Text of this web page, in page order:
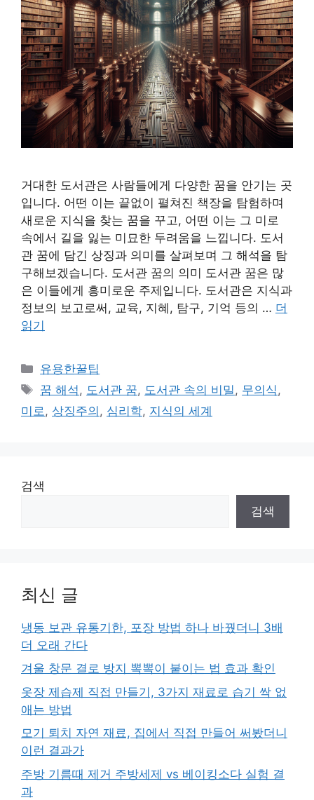
거대한 도서관은 사람들에게 다양한 꿈을 안기는 곳
입니다. 어떤 이는 끝없이 펼쳐진 책장을 탐험하며
새로운 지식을 찾는 꿈을 꾸고, 어떤 이는 그 미로
속에서 길을 잃는 미묘한 두려움을 느낍니다. 도서
관 꿈에 담긴 상징과 의미를 살펴보며 그 해석을 탐
구해보겠습니다. 도서관 꿈의 의미 도서관 꿈은 많
은 이들에게 흥미로운 주제입니다. 도서관은 지식과
정보의 보고로써, 교육, 지혜, 탐구, 기억 등의 … 더
읽기
카
테
고
리
유용한꿀팁
태
그
꿈 해석 , 도서관 꿈, 도서관 속의 비밀 , 무의식 ,
미로 , 상징주의 , 심리학, 지식의 세계
검색
검색
최신 글
냉동 보관 유통기한, 포장 방법 하나 바꿨더니 3배
더 오래 간다
겨울 창문 결로 방지 뽁뽁이 붙이는 법 효과 확인
옷장 제습제 직접 만들기, 3가지 재료로 습기 싹 없
애는 방법
모기 퇴치 자연 재료, 집에서 직접 만들어 써봤더니
이런 결과가
주방 기름때 제거 주방세제 vs 베이킹소다 실험 결
과